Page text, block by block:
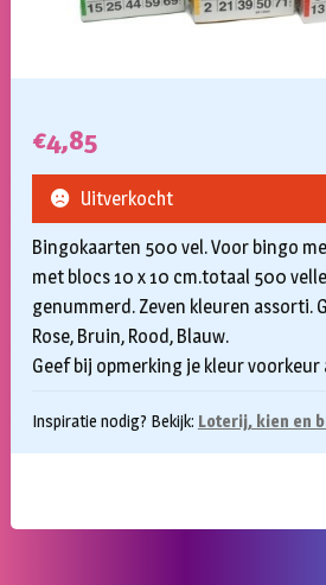
€4,85
Bingokaarten 500 vel. Voor bingo
met blocs 10 x 10 cm.totaal 500
genummerd. Zeven kleuren assorti.
Rose, Bruin, Rood, Blauw.
Geef bij opmerking je kleur voorkeur
Inspiratie nodig? Bekijk: Loterij, kien en
Uitverkocht